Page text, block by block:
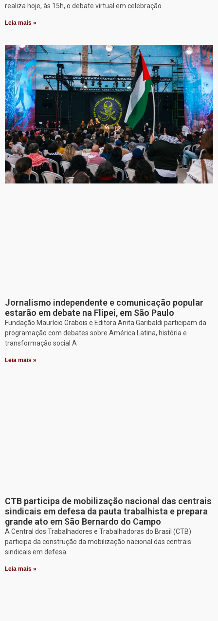
realiza hoje, às 15h, o debate virtual em celebração
Leia mais »
Jornalismo independente e comunicação popular
estarão em debate na Flipei, em São Paulo
Fundação Maurício Grabois e Editora Anita Garibaldi participam da
programação com debates sobre América Latina, história e
transformação social A
Leia mais »
CTB participa de mobilização nacional das centrais
sindicais em defesa da pauta trabalhista e prepara
grande ato em São Bernardo do Campo
A Central dos Trabalhadores e Trabalhadoras do Brasil (CTB)
participa da construção da mobilização nacional das centrais
sindicais em defesa
Leia mais »